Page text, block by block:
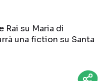
su Maria di
una fiction su Santa